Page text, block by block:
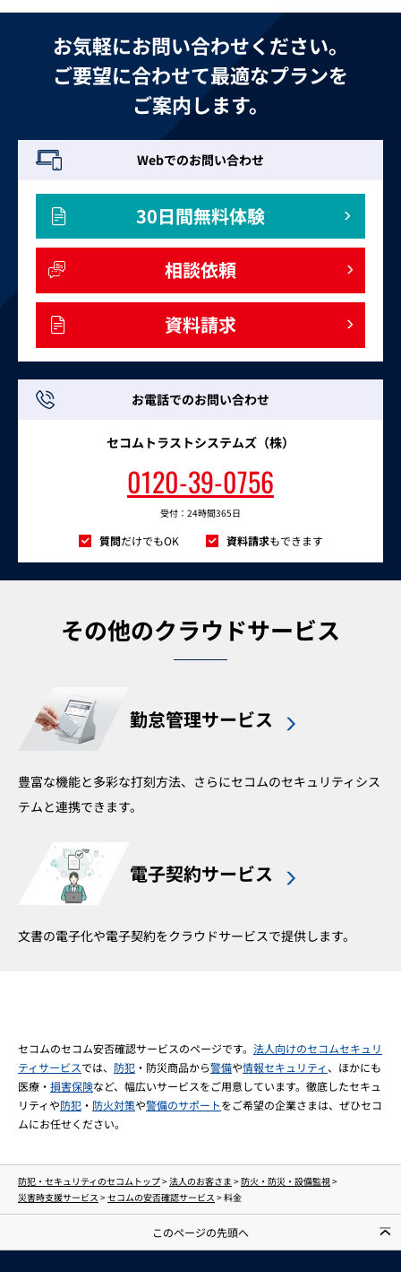
お気軽にお問い合わせください。
ご要望に合わせて最適なプランを
ご案内します。
Webでのお問い合わせ
30日間無料体験
相談依頼
資料請求
お電話でのお問い合わせ
セコムトラストシステムズ（株）
0120-39-0756
受付：24時間365日
質問だけでもOK 資料請求もできます
その他のクラウドサービス
勤怠管理サービス
豊富な機能と多彩な打刻方法、さらにセコムのセキュリティシス
テムと連携できます。
電子契約サービス
文書の電子化や電子契約をクラウドサービスで提供します。
セコムのセコム安否確認サービスのページです。 法人向けのセコムセキュリ
ティサービスでは、 防犯 ・防災商品から警備や情報セキュリティ、ほかにも
医療・ 損害保険など、幅広いサービスをご用意しています。徹底したセキュ
リティや防犯 ・ 防火対策や警備のサポートをご希望の企業さまは、ぜひセコ
ムにお任せください。
防犯・セキュリティのセコムトップ>法人のお客さま >防火・防災・設備監視>
災害時支援サービス >セコムの安否確認サービス >料金
このページの先頭へ